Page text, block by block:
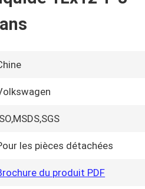
ans
les pièces détachées
du produit PDF